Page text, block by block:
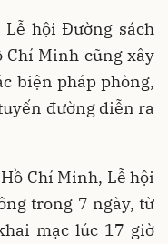
hội Đường sách
Chí Minh cũng xây
biện pháp phòng,
đường diễn ra
Chí Minh, Lễ hội
trong 7 ngày, từ
mạc lúc 17 giờ